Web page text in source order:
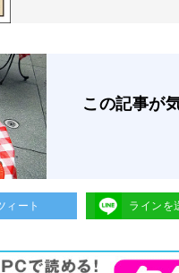
この記事が
ィート ラインを